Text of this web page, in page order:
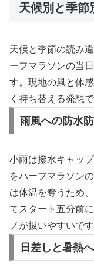
天候別と季節
天候と季節の読み
ーフマラソンの当
す。現地の風と体
く持ち替える発想
雨風への防水
小雨は撥水キャッ
をハーフマラソン
は体温を奪うため
てスタート五分前
ノが扱いやすいです
日差しと暑熱